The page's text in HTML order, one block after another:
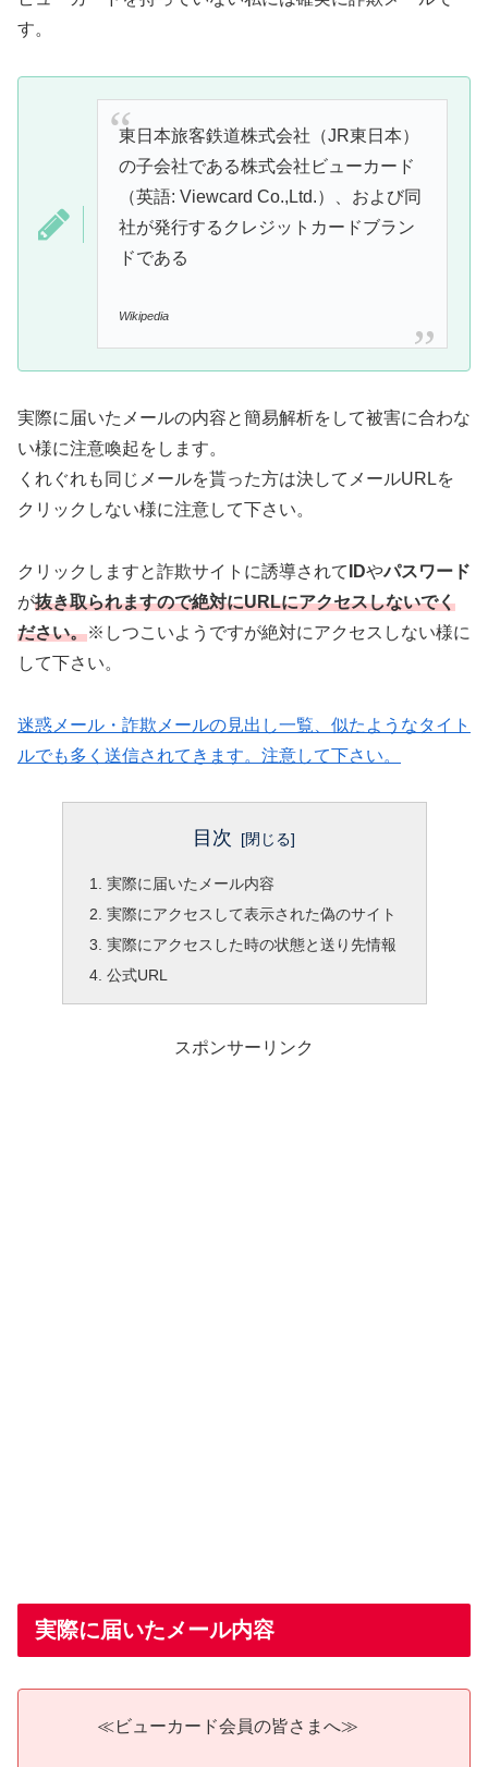
す。
東日本旅客鉄道株式会社（JR東日本）
の子会社である株式会社ビューカード
（英語: Viewcard Co.,Ltd.）、および同
社が発行するクレジットカードブラン
ドである
Wikipedia
実際に届いたメールの内容と簡易解析をして被害に合わな
い様に注意喚起をします。
くれぐれも同じメールを貰った方は決してメールURLを
クリックしない様に注意して下さい。
クリックしますと詐欺サイトに誘導されて IDやパスワード
が抜き取られますので絶対にURLにアクセスしないでく
ださい。※しつこいようですが絶対にアクセスしない様に
して下さい。
迷惑メール・詐欺メールの見出し一覧、似たようなタイト
ルでも多く送信されてきます。注意して下さい。
目次
実際に届いたメール内容
実際にアクセスして表示された偽のサイト
実際にアクセスした時の状態と送り先情報
公式URL
スポンサーリンク
実際に届いたメール内容
≪ビューカード会員の皆さまへ≫